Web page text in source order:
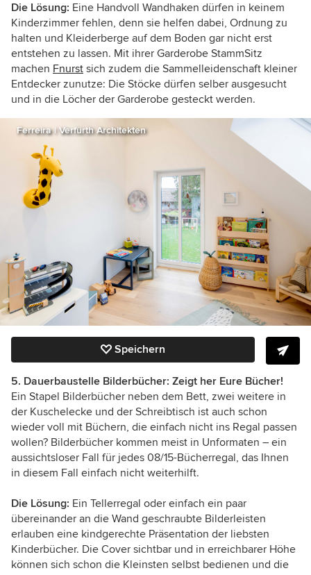
Die Lösung: Eine Handvoll Wandhaken dürfen in keinem
Kinderzimmer fehlen, denn sie helfen dabei, Ordnung zu
halten und Kleiderberge auf dem Boden gar nicht erst
entstehen zu lassen. Mit ihrer Garderobe StammSitz
machen Fnurst sich zudem die Sammelleidenschaft kleiner
Entdecker zunutze: Die Stöcke dürfen selber ausgesucht
und in die Löcher der Garderobe gesteckt werden.
Ferreira | Verfürth Architekten
Speichern
5. Dauerbaustelle Bilderbücher: Zeigt her Eure Bücher!
Ein Stapel Bilderbücher neben dem Bett, zwei weitere in
der Kuschelecke und der Schreibtisch ist auch schon
wieder voll mit Büchern, die einfach nicht ins Regal passen
wollen? Bilderbücher kommen meist in Unformaten – ein
aussichtsloser Fall für jedes 08/15-Bücherregal, das Ihnen
in diesem Fall einfach nicht weiterhilft.
Die Lösung: Ein Tellerregal oder einfach ein paar
übereinander an die Wand geschraubte Bilderleisten
erlauben eine kindgerechte Präsentation der liebsten
Kinderbücher. Die Cover sichtbar und in erreichbarer Höhe
können sich schon die Kleinsten selbst bedienen und die